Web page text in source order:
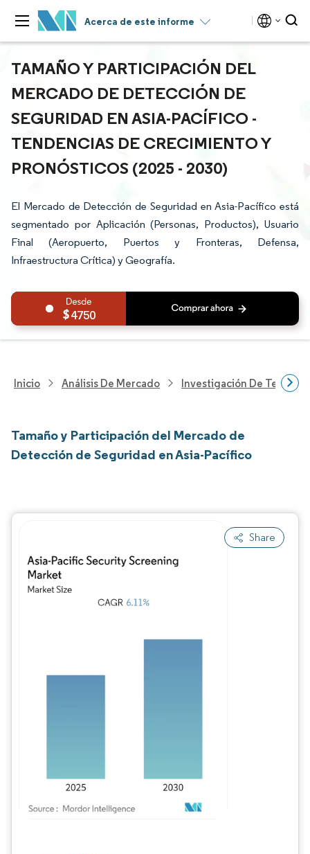
Acerca de este informe
TAMAÑO Y PARTICIPACIÓN DEL
MERCADO DE DETECCIÓN DE
SEGURIDAD EN ASIA-PACÍFICO -
TENDENCIAS DE CRECIMIENTO Y
PRONÓSTICOS (2025 - 2030)
El Mercado de Detección de Seguridad en Asia-Pacífico está
segmentado por Aplicación (Personas, Productos), Usuario
Final (Aeropuerto, Puertos y Fronteras, Defensa,
Infraestructura Crítica) y Geografía.
4750
Inicio Análisis De Mercado Investigación De
Tamaño y Participación del Mercado de
Detección de Seguridad en Asia-Pacífico
Share